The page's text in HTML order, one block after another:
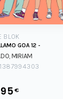
BLOK
GOA 12 -
MIRIAM
€